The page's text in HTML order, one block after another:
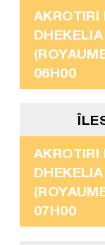
AKROTIRI
DHEKELIA
06H00
AKROTIRI
DHEKELIA
07H00